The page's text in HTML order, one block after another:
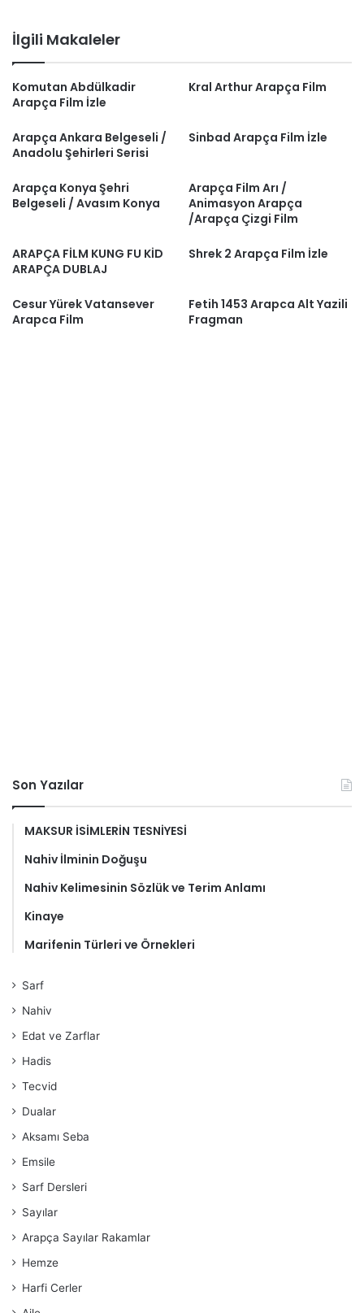
İlgili Makaleler
Komutan Abdülkadir
Arapça Film İzle
Kral Arthur Arapça Film
Arapça Ankara Belgeseli /
Anadolu Şehirleri Serisi
Sinbad Arapça Film İzle
Arapça Konya Şehri
Belgeseli / Avasım Konya
Arapça Film Arı /
Animasyon Arapça
/Arapça Çizgi Film
ARAPÇA FİLM KUNG FU KİD
ARAPÇA DUBLAJ
Shrek 2 Arapça Film İzle
Cesur Yürek Vatansever
Arapca Film
Fetih 1453 Arapca Alt Yazili
Fragman
Son Yazılar
MAKSUR İSİMLERİN TESNİYESİ
Nahiv İlminin Doğuşu
Nahiv Kelimesinin Sözlük ve Terim Anlamı
Kinaye
Marifenin Türleri ve Örnekleri
Sarf
Nahiv
Edat ve Zarflar
Hadis
Tecvid
Dualar
Aksamı Seba
Emsile
Sarf Dersleri
Sayılar
Arapça Sayılar Rakamlar
Hemze
Harfi Cerler